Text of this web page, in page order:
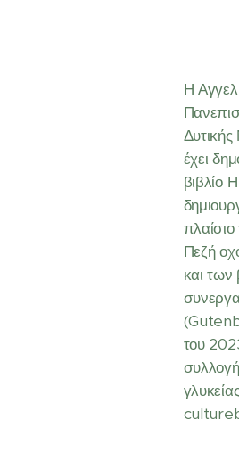
Η
έχει
βιβλίο
Πεζή
και
του